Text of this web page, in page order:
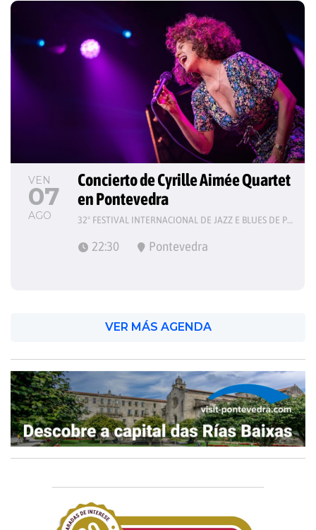
VEN
07
AGO
Concierto de Cyrille Aimée Quartet
en Pontevedra
32º FESTIVAL INTERNACIONAL DE JAZZ E BLUES DE PONTEVEDRA
22:30 Pontevedra
VER MÁS AGENDA